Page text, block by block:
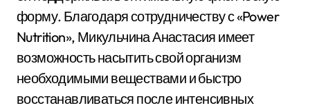
форму. Благодаря сотрудничеству с «Power
Nutrition», Микульчина Анастасия имеет
возможность насытить свой организм
необходимыми веществами и быстро
восстанавливаться после интенсивных